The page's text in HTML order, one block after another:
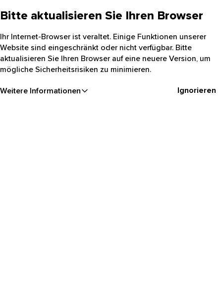
Bitte aktualisieren Sie Ihren Browser
Ihr Internet-Browser ist veraltet. Einige Funktionen unserer
Website sind eingeschränkt oder nicht verfügbar. Bitte
aktualisieren Sie Ihren Browser auf eine neuere Version, um
mögliche Sicherheitsrisiken zu minimieren.
Weitere Informationen Ignorieren